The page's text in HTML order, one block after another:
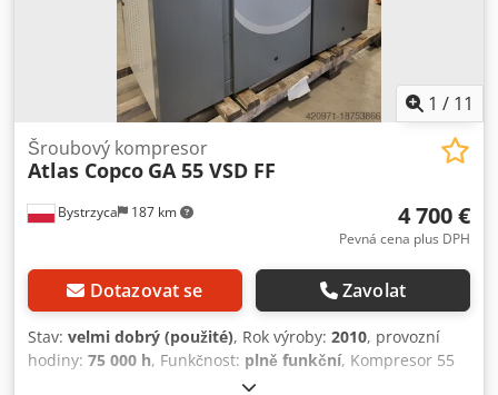
1 / 11
Bystrzyca 187 km
Šroubový kompresor
Atlas Copco GA 55 VSD FF
4 700 €
Pevná cena plus DPH
Dotazovat se Zavolat
Stav: velmi dobrý (použité), Rok výroby: 2010, provozní
hodiny: 75 000 h, Funkčnost: plně funkční, Kompresor 55
kW s vestavěným sušičem a frekvenčním měničem. Velmi